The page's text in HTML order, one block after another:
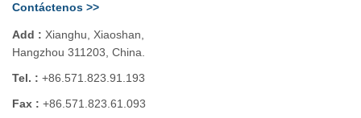
Contáctenos >>
Add : Xianghu, Xiaoshan,
Hangzhou 311203, China.
Tel. : +86.571.823.91.193
Fax : +86.571.823.61.093